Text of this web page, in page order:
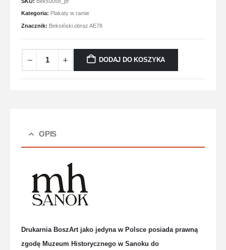
Kategoria: Plakaty w ramie
Znacznik: Beksiński obraz AE78
DODAJ DO KOSZYKA
OPIS
Drukarnia BoszArt jako jedyna w Polsce posiada prawną
zgodę Muzeum Historycznego w Sanoku do